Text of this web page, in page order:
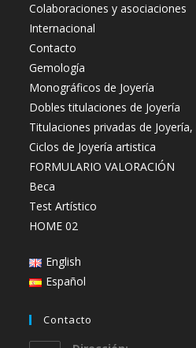
Colaboraciones y asociaciones
Internacional
Contacto
Gemología
Monográficos de Joyería
Dobles titulaciones de Joyería
Titulaciones privadas de
Ciclos de Joyería artistica
FORMULARIO VALORACIÓN
Beca
Test Artístico
HOME 02
English
Español
Contacto